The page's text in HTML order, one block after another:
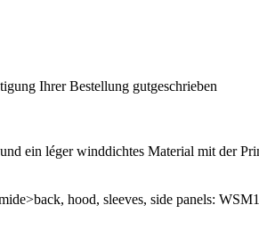
Ihrer Bestellung gutgeschrieben
ein léger winddichtes Material mit der
hood, sleeves, side panels: